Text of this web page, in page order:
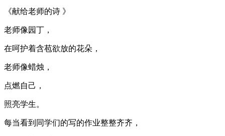
《献给老师的诗 》
老师像园丁，
在呵护着含苞欲放的花朵，
老师像蜡烛，
点燃自己，
照亮学生。
每当看到同学们的写的作业整整齐齐，